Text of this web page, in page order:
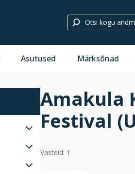
Asutused Märksõnad
Amakula
Festival
Vasteid: 1